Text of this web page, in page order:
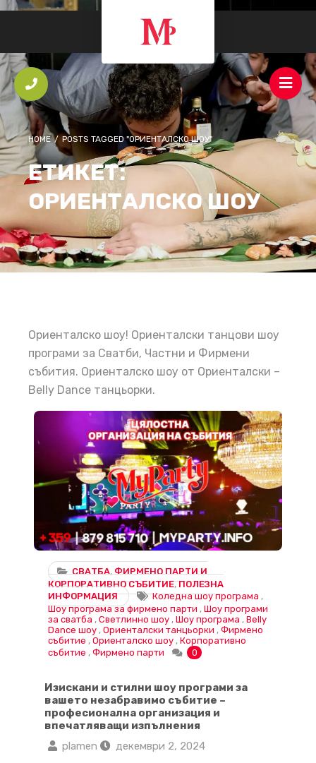
HOME / POSTS TAGGED "ОРИЕНТАЛСКО ШОУ"
ЕТИКЕТ:
ОРИЕНТАЛСКО ШОУ
Ориенталско шоу! Ориенталски танцови шоу
програми за Сватби, Частни и Фирмени
събития. Ориенталско шоу от Ориенталски –
Belly Dance танцьорки.
СВАТБА, ФИРМЕНО ПАРТИ И
КОРПОРАТИВНО СЪБИТИЕ,ПОЛЕЗНА
ИНФОРМАЦИЯ
Коледна шоу програма ,
Шоу програма за фирмено парти , Шоу програми
за сватба , Светлинно шоу , Шоу програма , Belly
Dance шоу , Ориенталски танцьорки , Фирмено
събитие , Ориенталско шоу , Корпоративно
събитие , Фирмено парти 0
Изискани и стилни шоу програми за
вашето незабравимо събитие –
професионална организация и
впечатляващи изпълнения
plamen
декември 2, 2024